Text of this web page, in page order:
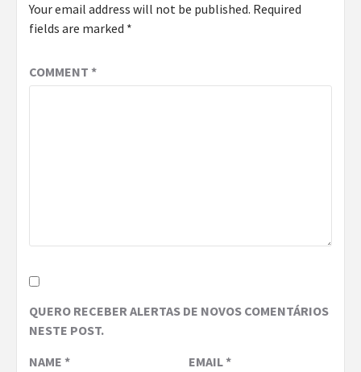
Your email address will not be published. Required
fields are marked *
COMMENT *
QUERO RECEBER ALERTAS DE NOVOS COMENTÁRIOS
NESTE POST.
NAME * EMAIL*